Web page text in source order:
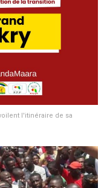
l'itinéraire de sa